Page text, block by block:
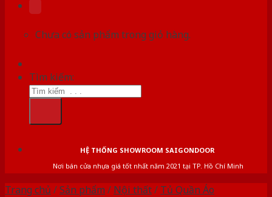
Chưa có sản phẩm trong giỏ hàng.
Tìm kiếm:
HỆ THỐNG SHOWROOM SAIGONDOOR
Nơi bán cửa nhựa giá tốt nhất năm 2021 tại TP. Hồ Chí Minh
Trang chủ /Sản phẩm / Nội thất/ Tủ Quần Áo